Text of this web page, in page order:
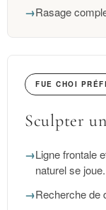
→Rasage
FUE CHOI
Sculpter
→Ligne frontale
naturel se joue.
→Recherche de